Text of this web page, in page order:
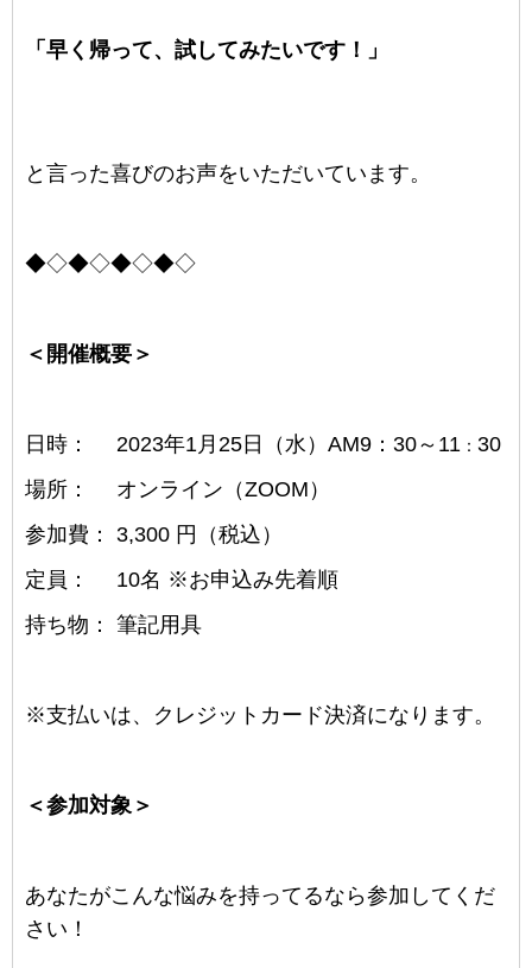
「早く帰って、試してみたいです！」
と言った喜びのお声をいただいています。
◆◇◆◇◆◇◆◇
＜開催概要＞
日時： 2023年1月25日（水） AM9：30～11 ： 30
場所： オンライン（ZOOM）
参加費： 3,300 円（税込）
定員： 10名 ※お申込み先着順
持ち物： 筆記用具
※支払いは、クレジットカード決済になります。
＜参加対象＞
あなたがこんな悩みを持ってるなら参加してくだ
さい！